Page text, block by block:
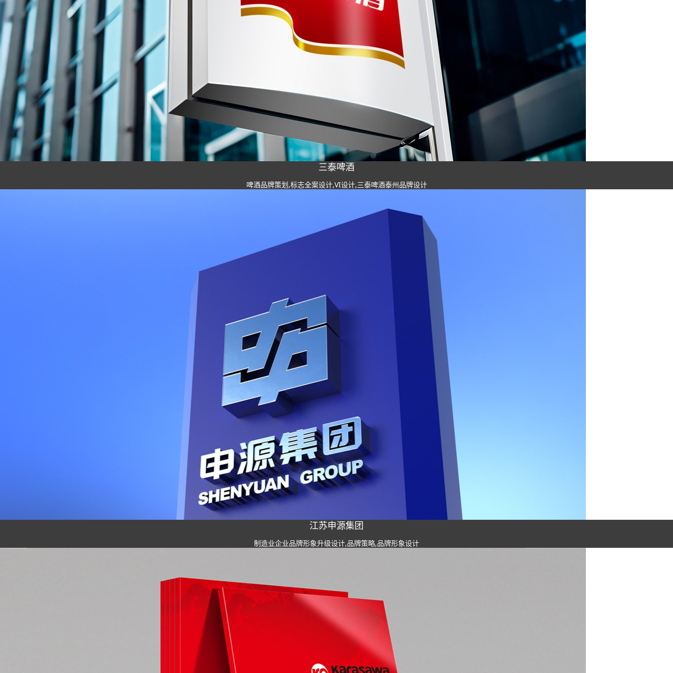
三泰啤酒
啤酒品牌策划,标志全案设计,VI设计,三泰啤酒泰州品牌设计
江苏申源集团
制造业企业品牌形象升级设计,品牌策略,品牌形象设计